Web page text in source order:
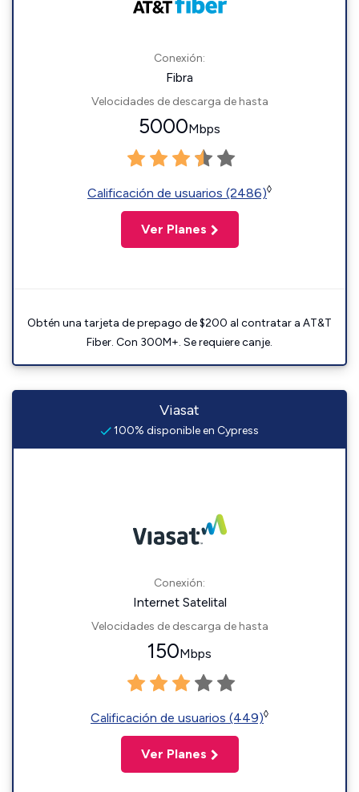
Conexión:
Fibra
Velocidades de descarga de hasta
5000Mbps
Calificación de usuarios (2486)◊
Ver Planes
Obtén una tarjeta de prepago de $200 al contratar a AT&T
Fiber. Con 300M+. Se requiere canje.
Viasat
100% disponible en Cypress
Conexión:
Internet Satelital
Velocidades de descarga de hasta
150Mbps
Calificación de usuarios (449)◊
Ver Planes